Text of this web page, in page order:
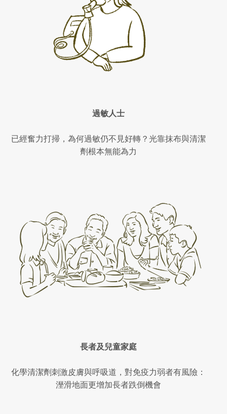
過敏人士
已經奮力打掃，為何過敏仍不見好轉？光靠抹布與清潔
劑根本無能為力
長者及兒童家庭
化學清潔劑刺激皮膚與呼吸道，對免疫力弱者有風險：
溼滑地面更增加長者跌倒機會